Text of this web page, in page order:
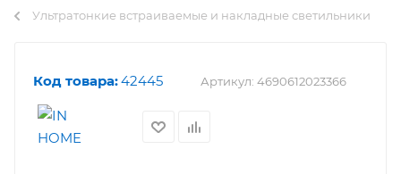
Ультратонкие встраиваемые и накладные светильники
Код товара:42445 Артикул: 4690612023366